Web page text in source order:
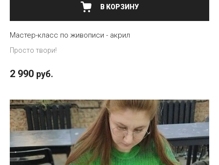
В КОРЗИНУ
Мастер-класс по живописи - акрил
Просто твори!
2 990 руб.